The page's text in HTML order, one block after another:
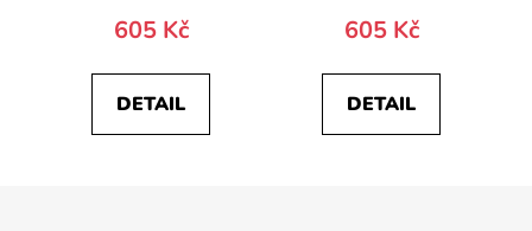
605 Kč
DETAIL
605 Kč
DETAIL